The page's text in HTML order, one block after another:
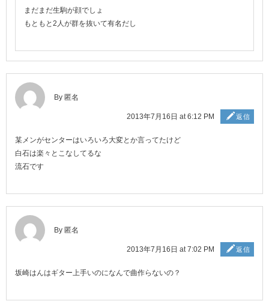
まだまだ生駒が顔でしょ
もともと2人が群を抜いて有名だし
By 匿名
2013年7月16日 at 6:12 PM 返信
某メンがセンターはいろいろ大変とか言ってたけど
白石は楽々とこなしてるな
流石です
By 匿名
2013年7月16日 at 7:02 PM 返信
坂崎はんはギター上手いのになんで曲作らないの？